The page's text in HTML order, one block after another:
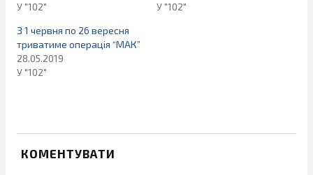
У "102"
У "102"
З 1 червня по 26 вересня
триватиме операція “МАК”
28.05.2019
У "102"
КОМЕНТУВАТИ